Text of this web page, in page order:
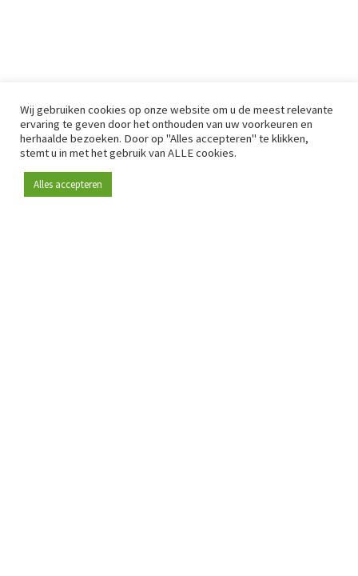
Wij gebruiken cookies op onze website om u de meest relevante
ervaring te geven door het onthouden van uw voorkeuren en
herhaalde bezoeken. Door op "Alles accepteren" te klikken,
stemt u in met het gebruik van ALLE cookies.
Alles accepteren